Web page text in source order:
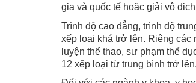
gia và quốc tế hoặc giải vô
Trình độ cao đẳng, trình độ
xếp loại khá trở lên. Riêng các
luyện thể thao, sư phạm thể
12 xếp loại từ trung bình trở lên.